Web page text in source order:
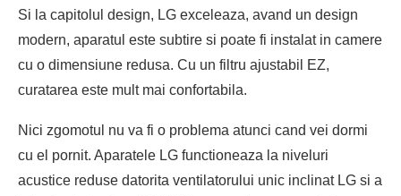
Si la capitolul design, LG exceleaza, avand un design
modern, aparatul este subtire si poate fi instalat in camere
cu o dimensiune redusa. Cu un filtru ajustabil EZ,
curatarea este mult mai confortabila.
Nici zgomotul nu va fi o problema atunci cand vei dormi
cu el pornit. Aparatele LG functioneaza la niveluri
acustice reduse datorita ventilatorului unic inclinat LG si a